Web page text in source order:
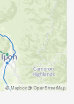
@ Mapbox @ OpenStreetMap